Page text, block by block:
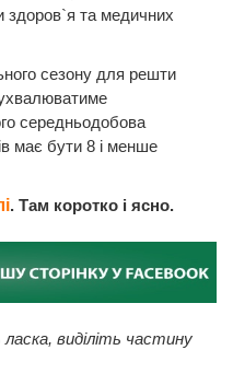
здоров`я та медичних
сезону для решти
середньодобова
має бути 8 і менше
. Там коротко і ясно.
виділіть частину